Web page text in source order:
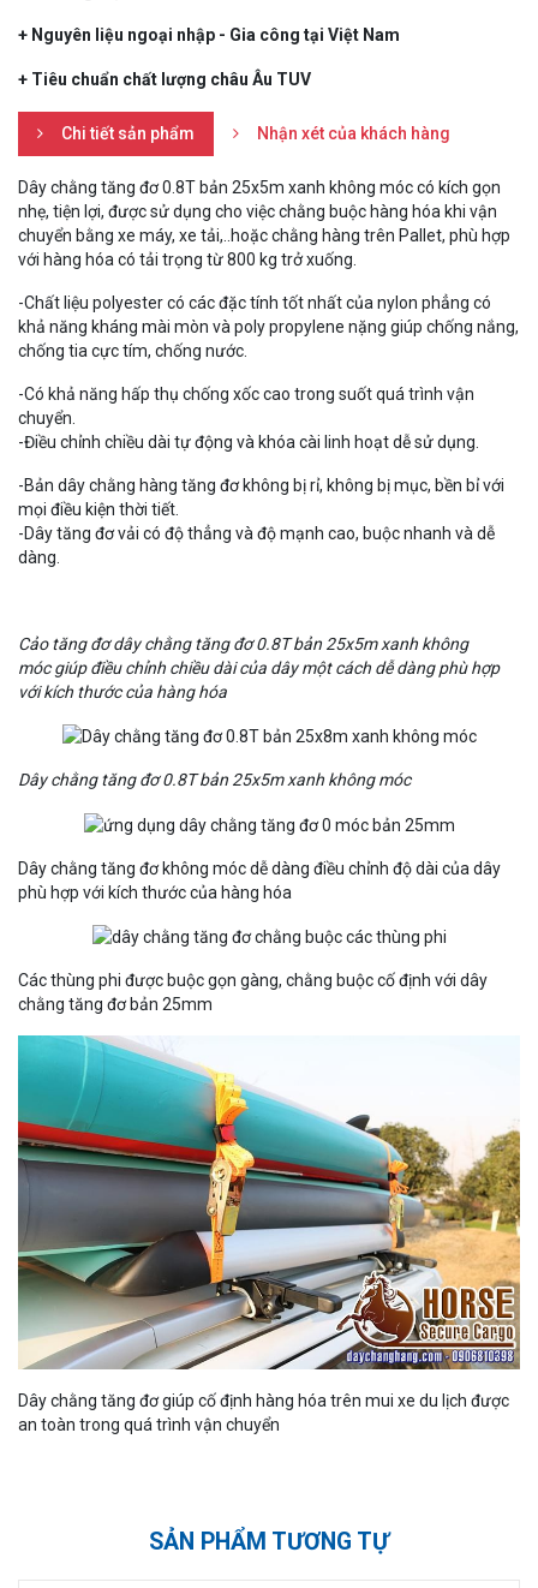
+ Nguyên liệu ngoại nhập - Gia công tại Việt Nam
+ Tiêu chuẩn chất lượng châu Âu TUV
Chi tiết sản phẩm Nhận xét của khách hàng
Dây chằng tăng đơ 0.8T bản 25x5m xanh không móc có kích gọn
nhẹ, tiện lợi, được sử dụng cho việc chằng buộc hàng hóa khi vận
chuyển bằng xe máy, xe tải,..hoặc chằng hàng trên Pallet, phù hợp
với hàng hóa có tải trọng từ 800 kg trở xuống.
-Chất liệu polyester có các đặc tính tốt nhất của nylon phẳng có
khả năng kháng mài mòn và poly propylene nặng giúp chống nắng,
chống tia cực tím, chống nước.
-Có khả năng hấp thụ chống xốc cao trong suốt quá trình vận
chuyển.
-Điều chỉnh chiều dài tự động và khóa cài linh hoạt dễ sử dụng.
-Bản dây chằng hàng tăng đơ không bị rỉ, không bị mục, bền bỉ với
mọi điều kiện thời tiết.
-Dây tăng đơ vải có độ thẳng và độ mạnh cao, buộc nhanh và dễ
dàng.
Cảo tăng đơdây chằng tăng đơ 0.8T bản 25x5m xanh không
móc giúp điều chỉnh chiều dài của dây một cách dễ dàng phù hợp
với kích thước của hàng hóa
Dây chằng tăng đơ 0.8T bản 25x5m xanh không móc
Dây chằng tăng đơ không móc dễ dàng điều chỉnh độ dài của dây
phù hợp với kích thước của hàng hóa
Các thùng phi được buộc gọn gàng, chằng buộc cố định với dây
chằng tăng đơ bản 25mm
Dây chằng tăng đơ giúp cố định hàng hóa trên mui xe du lịch được
an toàn trong quá trình vận chuyển
SẢN PHẨM TƯƠNG TỰ